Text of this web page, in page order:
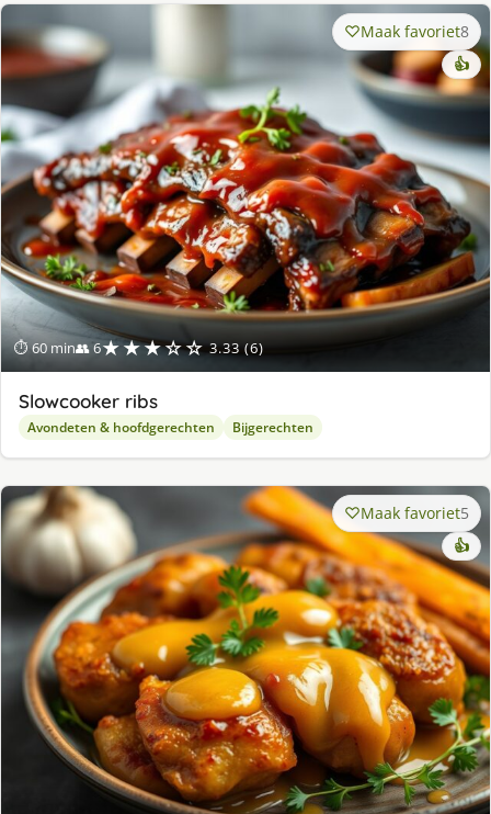
⏱ 60 min👥 6★★★☆☆ 3.33 (6)
Maak favoriet8
👍
Slowcooker ribs
Avondeten & hoofdgerechten Bijgerechten
Maak favoriet5
👍